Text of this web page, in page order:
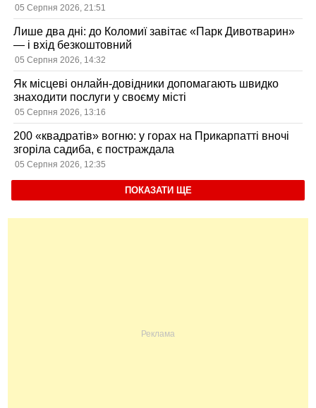
05 Серпня 2026, 21:51
Лише два дні: до Коломиї завітає «Парк Дивотварин»
— і вхід безкоштовний
05 Серпня 2026, 14:32
Як місцеві онлайн-довідники допомагають швидко
знаходити послуги у своєму місті
05 Серпня 2026, 13:16
200 «квадратів» вогню: у горах на Прикарпатті вночі
згоріла садиба, є постраждала
05 Серпня 2026, 12:35
ПОКАЗАТИ ЩЕ